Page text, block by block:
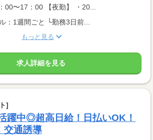
00〜17：00 【夜勤】 ・20...
：1週間ごと └勤務3日前...
もっと見る
求人詳細を見る
]
躍中◎超高日給！日払いOK！
交通誘導